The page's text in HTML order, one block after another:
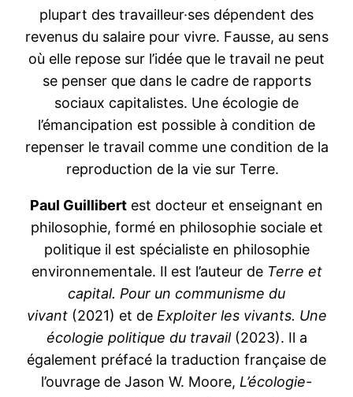
plupart des travailleur·ses dépendent des
revenus du salaire pour vivre. Fausse, au sens
où elle repose sur l’idée que le travail ne peut
se penser que dans le cadre de rapports
sociaux capitalistes. Une écologie de
l’émancipation est possible à condition de
repenser le travail comme une condition de la
reproduction de la vie sur Terre.
Paul Guillibert est docteur et enseignant en
philosophie, formé en philosophie sociale et
politique il est spécialiste en philosophie
environnementale. Il est l’auteur de Terre et
capital. Pour un communisme du
vivant(2021) et de Exploiter les vivants. Une
écologie politique du travail (2023). Il a
également préfacé la traduction française de
l’ouvrage de Jason W. Moore, L’écologie-